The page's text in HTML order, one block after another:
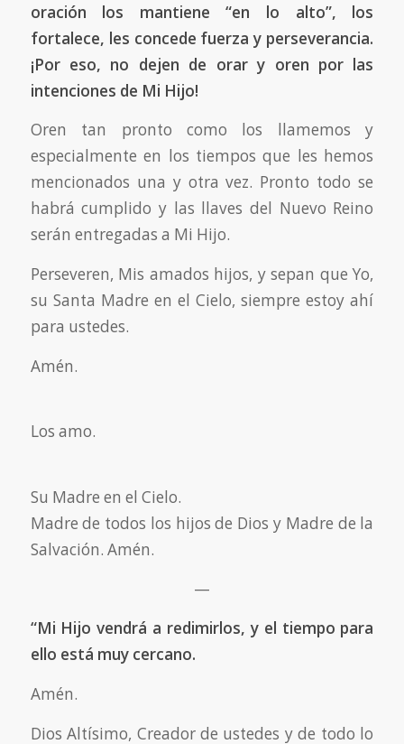
oración los mantiene “en lo alto”, los
fortalece, les concede fuerza y perseverancia.
¡Por eso, no dejen de orar y oren por las
intenciones de Mi Hijo!
Oren tan pronto como los llamemos y
especialmente en los tiempos que les hemos
mencionados una y otra vez. Pronto todo se
habrá cumplido y las llaves del Nuevo Reino
serán entregadas a Mi Hijo.
Perseveren, Mis amados hijos, y sepan que Yo,
su Santa Madre en el Cielo, siempre estoy ahí
para ustedes.
Amén.
Los amo.
Su Madre en el Cielo.
Madre de todos los hijos de Dios y Madre de la
Salvación. Amén.
—
“Mi Hijo vendrá a redimirlos, y el tiempo para
ello está muy cercano.
Amén.
Dios Altísimo, Creador de ustedes y de todo lo